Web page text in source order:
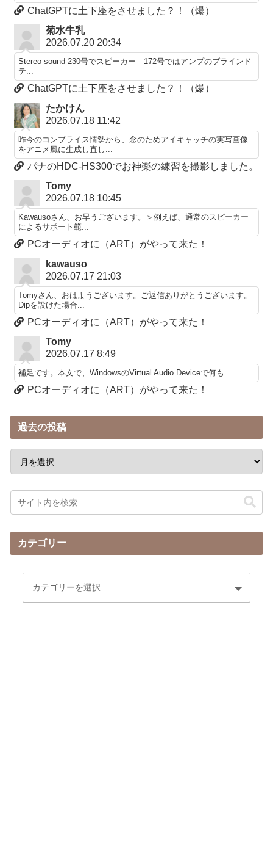
ChatGPTに土下座をさせました？！（爆）
菊水牛乳
2026.07.20 20:34
Stereo sound 230号でスピーカー 172号ではアンプのブラインド
テ...
ChatGPTに土下座をさせました？！（爆）
たかけん
2026.07.18 11:42
昨今のコンプライス情勢から、念のためアイキャッチの実写画像
をアニメ風に生成し直し...
パナのHDC-HS300でお神楽の練習を撮影しました。
Tomy
2026.07.18 10:45
Kawausoさん、お早うございます。＞例えば、通常のスピーカー
によるサポート範...
PCオーディオに（ART）がやって来た！
kawauso
2026.07.17 21:03
Tomyさん、おはようございます。ご返信ありがとうございます。
Dipを設けた場合...
PCオーディオに（ART）がやって来た！
Tomy
2026.07.17 8:49
補足です。本文で、WindowsのVirtual Audio Deviceで何も...
PCオーディオに（ART）がやって来た！
過去の投稿
カテゴリー